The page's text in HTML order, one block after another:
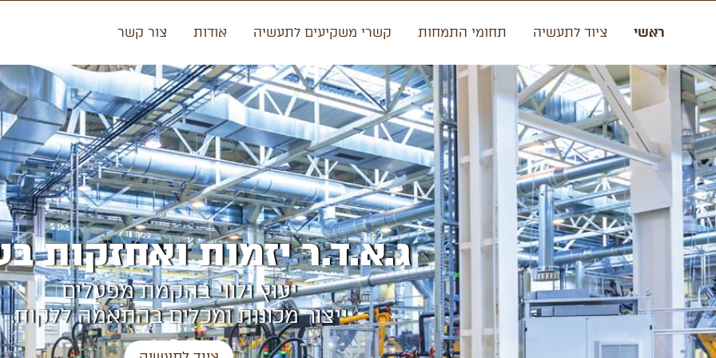
ראשי ציוד לתעשיה תחומי התמחות קשרי משקיעים לתעשיה אודות צור קשר
ג.א.ד.ר יזמות ואחזקות
יעוץ ולווי בהקמת מפעלים
ייצור מכונות ומכלים בהתאמה ללקוח.